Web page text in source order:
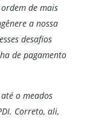
de mais
a nossa
desafios
de pagamento
o meados
Correto, ali,